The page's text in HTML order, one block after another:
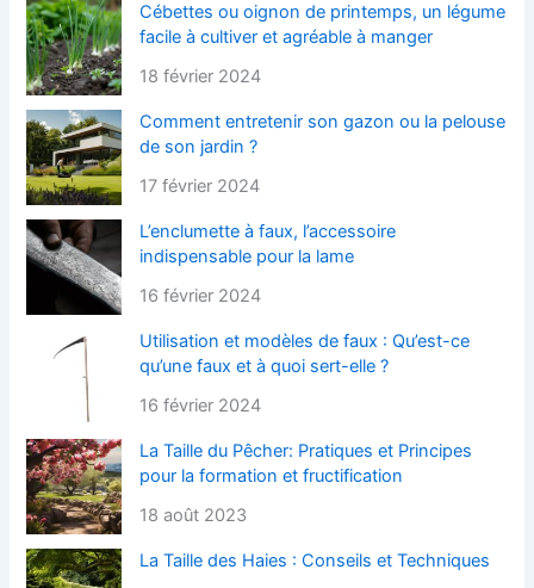
Cébettes ou oignon de printemps, un légume
facile à cultiver et agréable à manger
18 février 2024
Comment entretenir son gazon ou la pelouse
de son jardin ?
17 février 2024
L’enclumette à faux, l’accessoire
indispensable pour la lame
16 février 2024
Utilisation et modèles de faux : Qu’est-ce
qu’une faux et à quoi sert-elle ?
16 février 2024
La Taille du Pêcher: Pratiques et Principes
pour la formation et fructification
18 août 2023
La Taille des Haies : Conseils et Techniques